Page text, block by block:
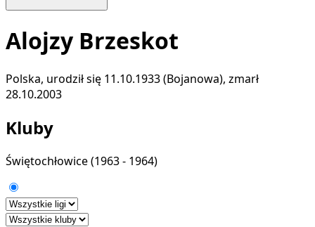
Alojzy Brzeskot
Polska, urodził się 11.10.1933 (Bojanowa), zmarł
28.10.2003
Kluby
Świętochłowice(1963 - 1964)